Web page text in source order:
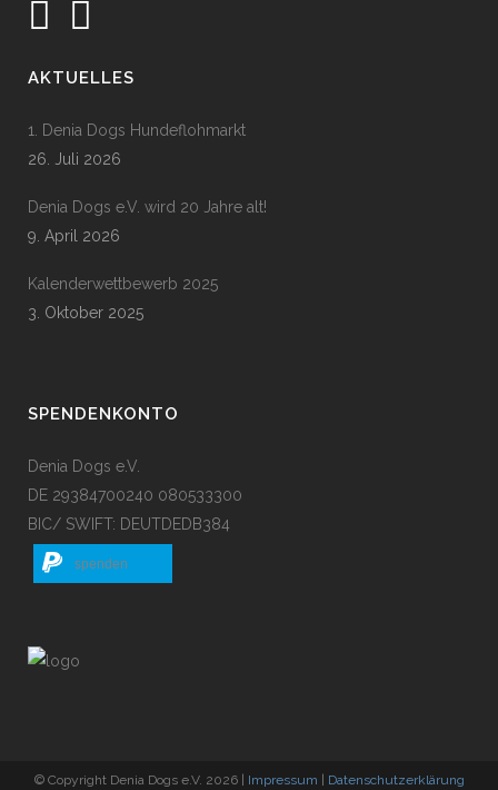
AKTUELLES
1. Denia Dogs Hundeflohmarkt
26. Juli 2026
Denia Dogs e.V. wird 20 Jahre alt!
9. April 2026
Kalenderwettbewerb 2025
3. Oktober 2025
SPENDENKONTO
Denia Dogs e.V.
DE 29384700240 080533300
BIC/ SWIFT: DEUTDEDB384
spenden
© Copyright Denia Dogs e.V. 2026 | Impressum | Datenschutzerklärung